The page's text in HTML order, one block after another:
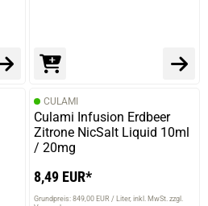
CULAMI
Culami Infusion Erdbeer
Zitrone NicSalt Liquid 10ml
/ 20mg
8,49 EUR*
Grundpreis: 849,00 EUR / Liter inkl. MwSt. zzgl.